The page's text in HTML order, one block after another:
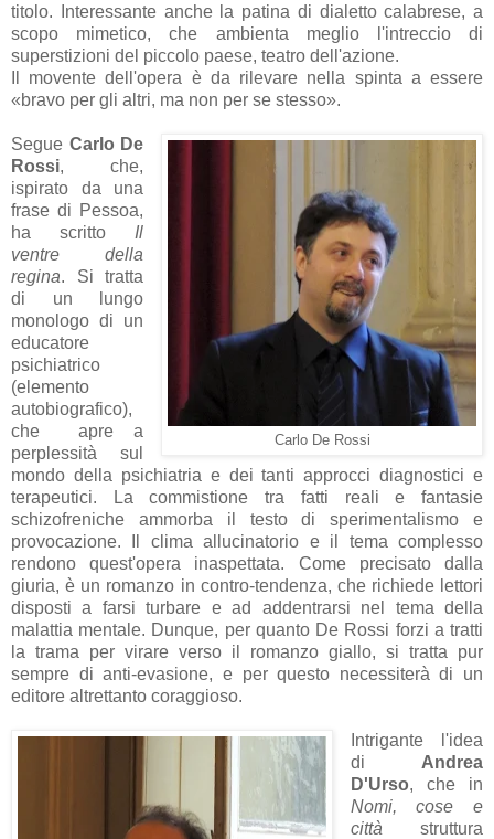
titolo. Interessante anche la patina di dialetto calabrese, a
scopo mimetico, che ambienta meglio l'intreccio di
superstizioni del piccolo paese, teatro dell'azione.
Il movente dell'opera è da rilevare nella spinta a essere
«bravo per gli altri, ma non per se stesso».
Carlo De Rossi
Segue Carlo De
Rossi, che,
ispirato da una
frase di Pessoa,
ha scritto Il
ventre della
regina. Si tratta
di un lungo
monologo di un
educatore
psichiatrico
(elemento
autobiografico),
che apre a
perplessità sul
mondo della psichiatria e dei tanti approcci diagnostici e
terapeutici. La commistione tra fatti reali e fantasie
schizofreniche ammorba il testo di sperimentalismo e
provocazione. Il clima allucinatorio e il tema complesso
rendono quest'opera inaspettata. Come precisato dalla
giuria, è un romanzo in contro-tendenza, che richiede lettori
disposti a farsi turbare e ad addentrarsi nel tema della
malattia mentale. Dunque, per quanto De Rossi forzi a tratti
la trama per virare verso il romanzo giallo, si tratta pur
sempre di anti-evasione, e per questo necessiterà di un
editore altrettanto coraggioso.
Intrigante l'idea
di Andrea
D'Urso, che in
Nomi, cose e
città struttura